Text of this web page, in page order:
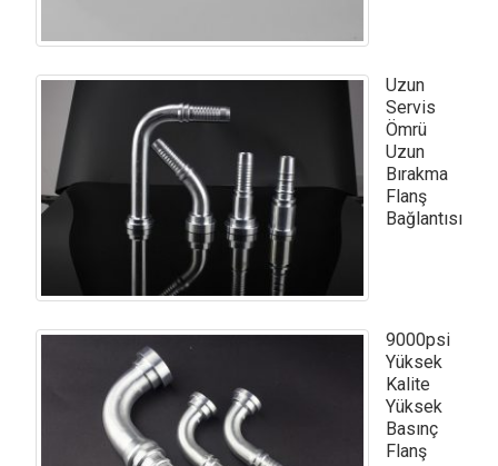
Uzun
Servis
Ömrü
Uzun
Bırakma
Flanş
Bağlantısı
9000psi
Yüksek
Kalite
Yüksek
Basınç
Flanş